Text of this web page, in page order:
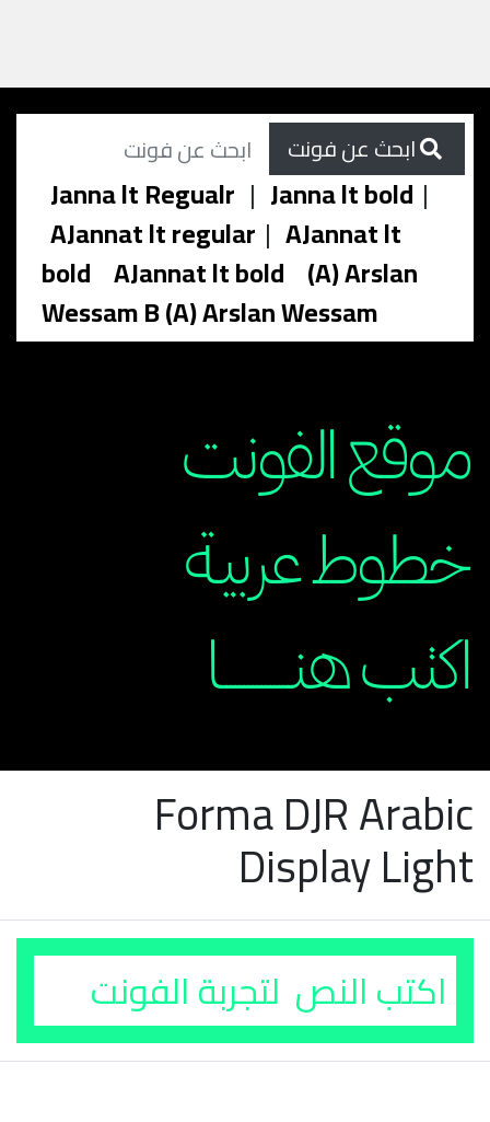
Janna lt Regualr | Janna lt bold |
AJannat lt regular | AJannat lt
bold AJannat lt bold (A) Arslan
Wessam B (A) Arslan Wessam
Forma DJR Arabic
Display Light